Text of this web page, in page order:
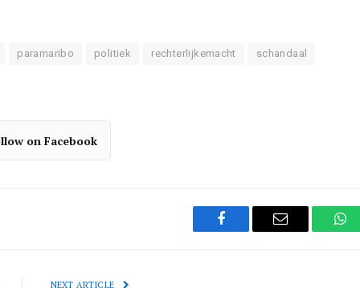
paramaribo politiek rechterlijkemacht schandaal
on Facebook
Facebook Email
NEXT ARTICLE